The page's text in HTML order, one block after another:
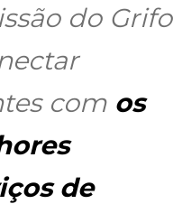
do Grifo
com os
de